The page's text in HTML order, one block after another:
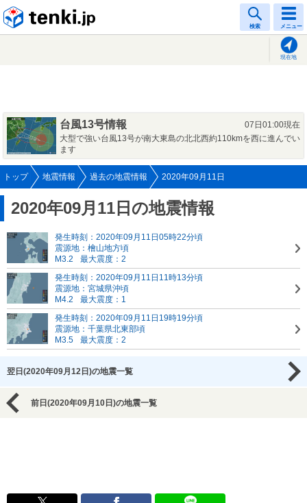
検索 メニュー
現在地
台風13号情報
07日01:00現在
大型で強い台風13号が南大東島の北北西約110kmを西に進んでい
ます
トップ 地震情報 過去の地震情報 2020年09月11日
2020年09月11日の地震情報
発生時刻：2020年09月11日05時22分頃
震源地：檜山地方頃
M3.2
最大震度：2
発生時刻：2020年09月11日11時13分頃
震源地：宮城県沖頃
M4.2
最大震度：1
発生時刻：2020年09月11日19時19分頃
震源地：千葉県北東部頃
M3.5
最大震度：2
翌日(2020年09月12日)の地震一覧
前日(2020年09月10日)の地震一覧